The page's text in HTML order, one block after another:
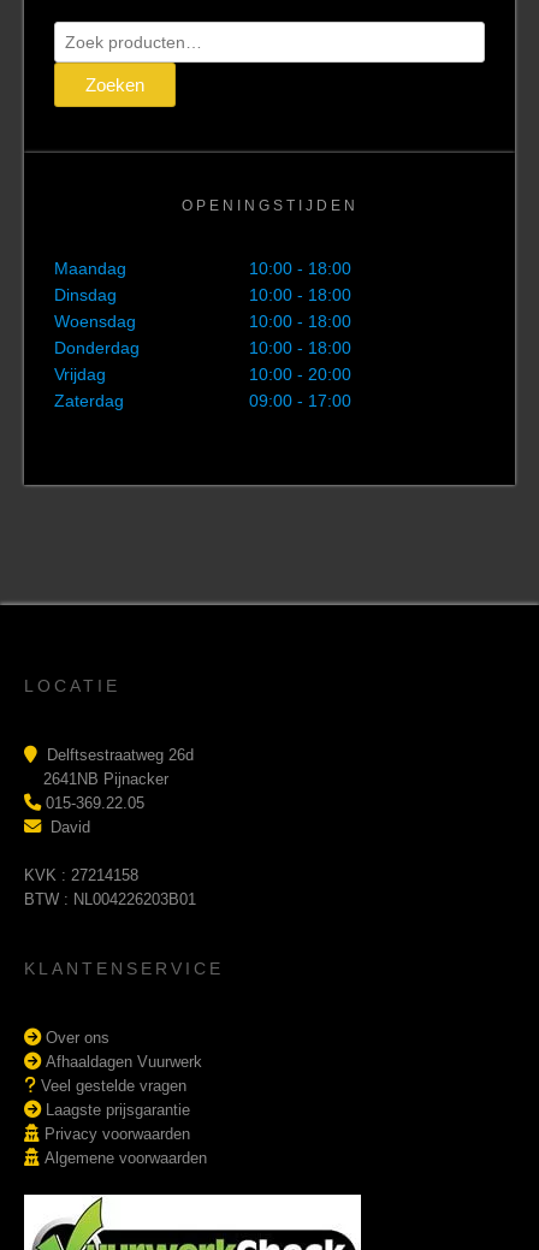
Zoeken
naar:
Zoeken
OPENINGSTIJDEN
Maandag
10:00 - 18:00
Dinsdag
10:00 - 18:00
Woensdag
10:00 - 18:00
Donderdag
10:00 - 18:00
Vrijdag
10:00 - 20:00
Zaterdag
09:00 - 17:00
LOCATIE
Delftsestraatweg 26d
2641NB Pijnacker
015-369.22.05
David
KVK : 27214158
BTW : NL004226203B01
KLANTENSERVICE
Over ons
Afhaaldagen Vuurwerk
Veel gestelde vragen
Laagste prijsgarantie
Privacy voorwaarden
Algemene voorwaarden